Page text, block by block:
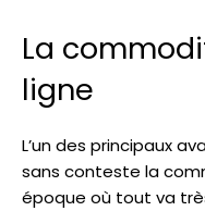
La
ligne
L’un des principaux
sans conteste la
époque où tout va